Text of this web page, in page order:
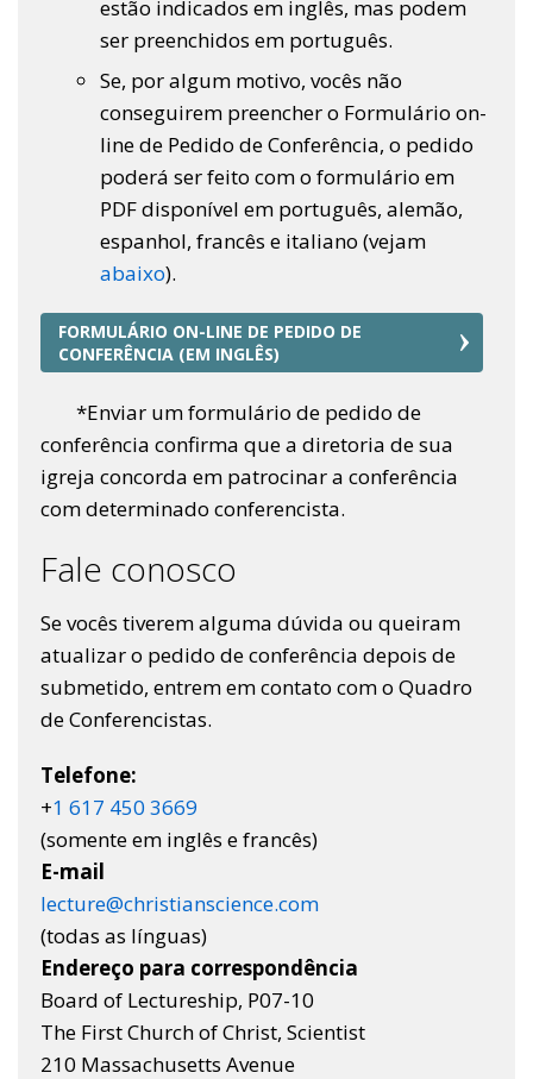
estão indicados em inglês, mas podem
ser preenchidos em português.
Se, por algum motivo, vocês não
conseguirem preencher o Formulário on-
line de Pedido de Conferência, o pedido
poderá ser feito com o formulário em
PDF disponível em português, alemão,
espanhol, francês e italiano (vejam
abaixo).
FORMULÁRIO ON-LINE DE PEDIDO DE
CONFERÊNCIA (EM INGLÊS)
*Enviar um formulário de pedido de
conferência confirma que a diretoria de sua
igreja concorda em patrocinar a conferência
com determinado conferencista.
Fale conosco
Se vocês tiverem alguma dúvida ou queiram
atualizar o pedido de conferência depois de
submetido, entrem em contato com o Quadro
de Conferencistas.
Telefone:
+1 617 450 3669
(somente em inglês e francês)
E-mail
lecture@christianscience.com
(todas as línguas)
Endereço para correspondência
Board of Lectureship, P07-10
The First Church of Christ, Scientist
210 Massachusetts Avenue